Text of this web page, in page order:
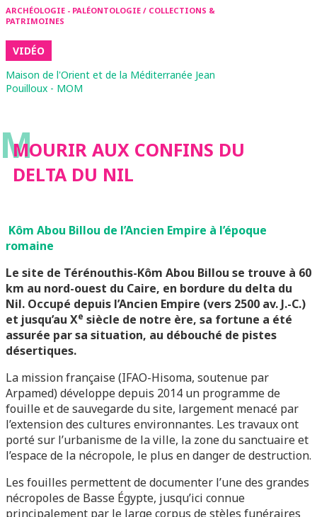
ARCHÉOLOGIE - PALÉONTOLOGIE / COLLECTIONS &
PATRIMOINES
VIDÉO
Maison de l'Orient et de la Méditerranée Jean
Pouilloux - MOM
M
MOURIR AUX CONFINS DU
DELTA DU NIL
Kôm Abou Billou de l’Ancien Empire à l’époque
romaine
Le site de Térénouthis-Kôm Abou Billou se trouve à 60
km au nord-ouest du Caire, en bordure du delta du
Nil. Occupé depuis l’Ancien Empire (vers 2500 av. J.-C.)
et jusqu’au Xe siècle de notre ère, sa fortune a été
assurée par sa situation, au débouché de pistes
désertiques.
La mission française (IFAO-Hisoma, soutenue par
Arpamed) développe depuis 2014 un programme de
fouille et de sauvegarde du site, largement menacé par
l’extension des cultures environnantes. Les travaux ont
porté sur l’urbanisme de la ville, la zone du sanctuaire et
l’espace de la nécropole, le plus en danger de destruction.
Les fouilles permettent de documenter l’une des grandes
nécropoles de Basse Égypte, jusqu’ici connue
principalement par le large corpus de stèles funéraires